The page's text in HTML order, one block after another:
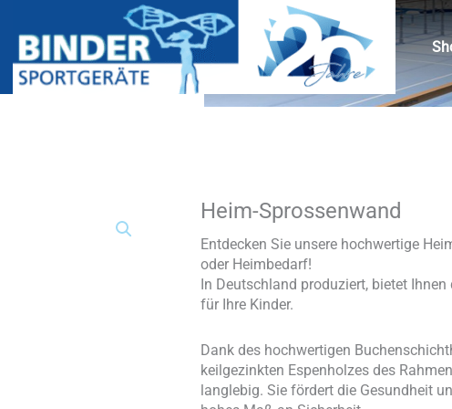
Heim-Sprossenwand
Entdecken Sie unsere hochwertige
oder Heimbedarf!
In Deutschland produziert, bietet
für Ihre Kinder.
Dank des hochwertigen
keilgezinkten Espenholzes des
langlebig. Sie fördert die Gesundheit
Heim-
Sprossenwand
Menge